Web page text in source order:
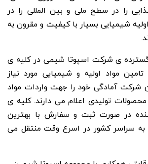
را در سطح ملی و بین المللی را در
شیمیایی بسیار با کیفیت و مقرون به
گسترده ی شرکت اسپوتا شیمی در کلیه ی
مواد اولیه و شیمیایی مورد نیاز
شرکت آمادگی خود را جهت واردات مواد
محصولات تولیدی اعلام می دارند. کلیه ی
در صورت ثبت و سفارش با بهترین
به سراسر کشور در اسرع وقت منتقل می